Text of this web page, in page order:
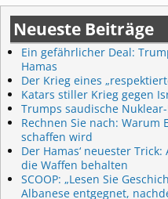
Neueste Beiträge
Ein gefährlicher Deal:
Hamas
Der Krieg eines
Katars stiller Krieg gegen
Trumps saudische
Rechnen Sie nach: Warum
schaffen wird
Der Hamas‘ neuester
die Waffen behalten
SCOOP: „Lesen Sie
Albanese entgegnet,